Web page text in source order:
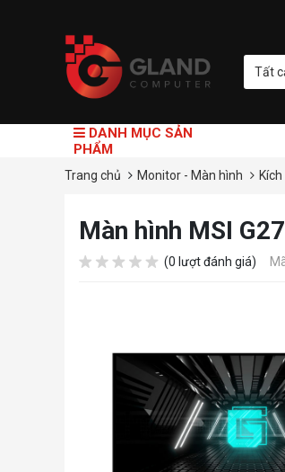
Tất
DANH MỤC SẢN
PHẨM
Trang chủ Monitor - Màn hình
Màn hình MSI
(0 lượt đánh giá)